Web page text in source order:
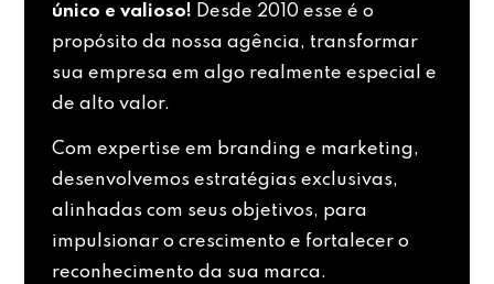
único e valioso! Desde 2010 esse é o
propósito da nossa agência, transformar
sua empresa em algo realmente especial e
de alto valor.
Com expertise em branding e marketing,
desenvolvemos estratégias exclusivas,
alinhadas com seus objetivos, para
impulsionar o crescimento e fortalecer o
reconhecimento da sua marca.